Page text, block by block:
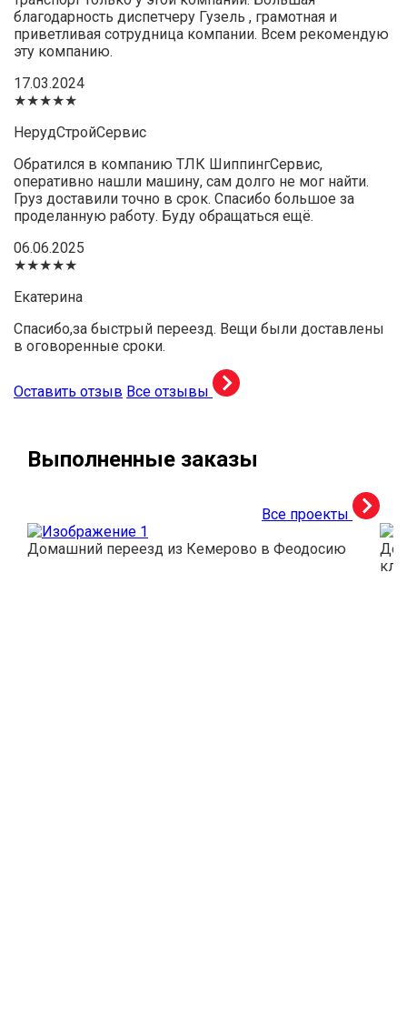
благодарность диспетчеру Гузель , грамотная и
приветливая сотрудница компании. Всем рекомендую
эту компанию.
17.03.2024
★★★★★
НерудСтройСервис
Обратился в компанию ТЛК ШиппингСервис,
оперативно нашли машину, сам долго не мог найти.
Груз доставили точно в срок. Спасибо большое за
проделанную работу. Буду обращаться ещё.
06.06.2025
★★★★★
Екатерина
Спасибо,за быстрый переезд. Вещи были доставлены
в оговоренные сроки.
Оставить отзыв Все отзывы
Выполненные заказы
Все проекты
Домашний переезд из Кемерово в Феодосию